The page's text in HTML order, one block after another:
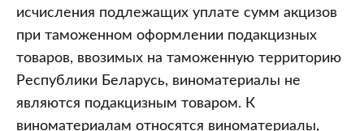
исчисления подлежащих уплате сумм акцизов
при таможенном оформлении подакцизных
товаров, ввозимых на таможенную территорию
Республики Беларусь, виноматериалы не
являются подакцизным товаром. К
виноматериалам относятся виноматериалы,